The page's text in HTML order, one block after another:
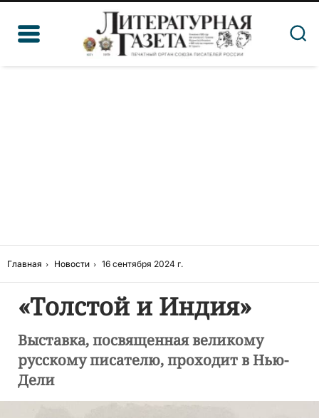
Главная Новости 16 сентября 2024 г.
«Толстой и Индия»
Выставка, посвященная великому
русскому писателю, проходит в Нью-
Дели